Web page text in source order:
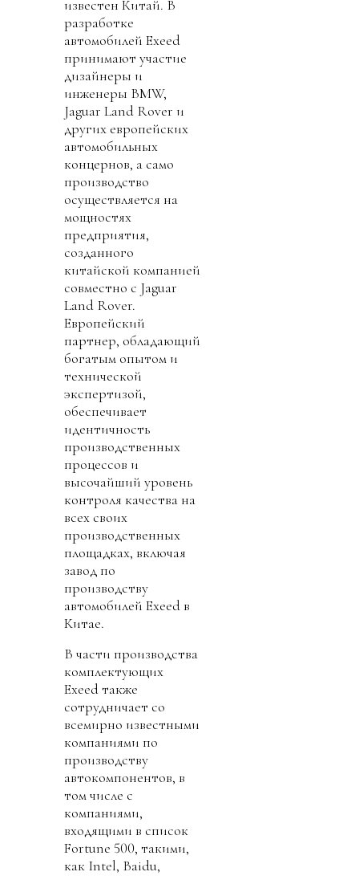
известен Китай. В
разработке
автомобилей Exeed
принимают участие
дизайнеры и
инженеры BMW,
Jaguar Land Rover и
других европейских
автомобильных
концернов, а само
производство
осуществляется на
мощностях
предприятия,
созданного
китайской компанией
совместно с Jaguar
Land Rover.
Европейский
партнер, обладающий
богатым опытом и
технической
экспертизой,
обеспечивает
идентичность
производственных
процессов и
высочайший уровень
контроля качества на
всех своих
производственных
площадках, включая
завод по
производству
автомобилей Exeed в
Китае.
В части производства
комплектующих
Exeed также
сотрудничает со
всемирно известными
компаниями по
производству
автокомпонентов, в
том числе с
компаниями,
входящими в список
Fortune 500, такими,
как Intel, Baidu,